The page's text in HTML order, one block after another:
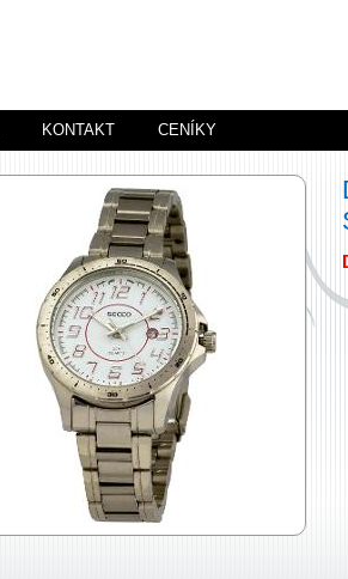
KONTAKT CENÍKY